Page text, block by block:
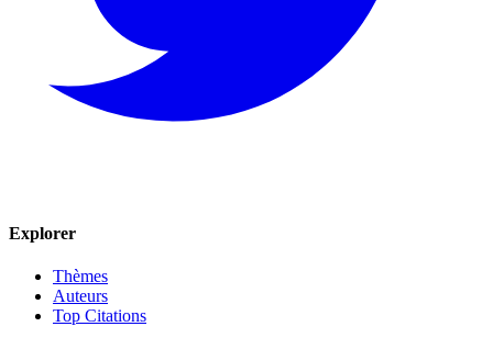
Explorer
Thèmes
Auteurs
Top Citations